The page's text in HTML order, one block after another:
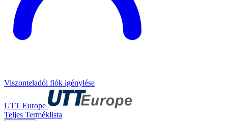
Viszonteladói fiók igénylése
UTT Europe
Teljes Terméklista